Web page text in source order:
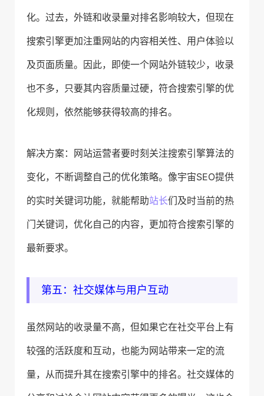
化。过去，外链和收录量对排名影响较大，但现在
搜索引擎更加注重网站的内容相关性、用户体验以
及页面质量。因此，即使一个网站外链较少，收录
也不多，只要其内容质量过硬，符合搜索引擎的优
化规则，依然能够获得较高的排名。
解决方案：网站运营者要时刻关注搜索引擎算法的
变化，不断调整自己的优化策略。像宇宙SEO提供
的实时关键词功能，就能帮助站长们及时当前的热
门关键词，优化自己的内容，更加符合搜索引擎的
最新要求。
第五：社交媒体与用户互动
虽然网站的收录量不高，但如果它在社交平台上有
较强的活跃度和互动，也能为网站带来一定的流
量，从而提升其在搜索引擎中的排名。社交媒体的